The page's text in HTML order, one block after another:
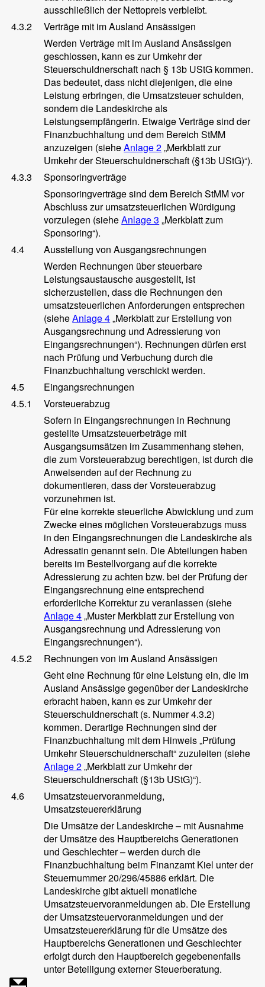
ausschließlich der Nettopreis verbleibt.
4.3.2
Verträge mit im Ausland Ansässigen
Werden Verträge mit im Ausland Ansässigen
geschlossen, kann es zur Umkehr der
Steuerschuldnerschaft nach § 13b UStG kommen.
Das bedeutet, dass nicht diejenigen, die eine
Leistung erbringen, die Umsatzsteuer schulden,
sondern die Landeskirche als
Leistungsempfängerin. Etwaige Verträge sind der
Finanzbuchhaltung und dem Bereich StMM
anzuzeigen (sieheAnlage 2„Merkblatt zur
Umkehr der Steuerschuldnerschaft (§13b UStG)“).
4.3.3
Sponsoringverträge
Sponsoringverträge sind dem Bereich StMM vor
Abschluss zur umsatzsteuerlichen Würdigung
vorzulegen (sieheAnlage 3 „Merkblatt zum
Sponsoring“).
4.4
Ausstellung von Ausgangsrechnungen
Werden Rechnungen über steuerbare
Leistungsaustausche ausgestellt, ist
sicherzustellen, dass die Rechnungen den
umsatzsteuerlichen Anforderungen entsprechen
(sieheAnlage 4„Merkblatt zur Erstellung von
Ausgangsrechnung und Adressierung von
Eingangsrechnungen“). Rechnungen dürfen erst
nach Prüfung und Verbuchung durch die
Finanzbuchhaltung verschickt werden.
4.5
Eingangsrechnungen
4.5.1
Vorsteuerabzug
Sofern in Eingangsrechnungen in Rechnung
gestellte Umsatzsteuerbeträge mit
Ausgangsumsätzen im Zusammenhang stehen,
die zum Vorsteuerabzug berechtigen, ist durch die
Anweisenden auf der Rechnung zu
dokumentieren, dass der Vorsteuerabzug
vorzunehmen ist.
Für eine korrekte steuerliche Abwicklung und zum
Zwecke eines möglichen Vorsteuerabzugs muss
in den Eingangsrechnungen die Landeskirche als
Adressatin genannt sein. Die Abteilungen haben
bereits im Bestellvorgang auf die korrekte
Adressierung zu achten bzw. bei der Prüfung der
Eingangsrechnung eine entsprechend
erforderliche Korrektur zu veranlassen (siehe
Anlage 4„Muster Merkblatt zur Erstellung von
Ausgangsrechnung und Adressierung von
Eingangsrechnungen“).
4.5.2
Rechnungen von im Ausland Ansässigen
Geht eine Rechnung für eine Leistung ein, die im
Ausland Ansässige gegenüber der Landeskirche
erbracht haben, kann es zur Umkehr der
Steuerschuldnerschaft (s. Nummer 4.3.2)
kommen. Derartige Rechnungen sind der
Finanzbuchhaltung mit dem Hinweis „Prüfung
Umkehr Steuerschuldnerschaft“ zuzuleiten (siehe
Anlage 2„Merkblatt zur Umkehr der
Steuerschuldnerschaft (§13b UStG)“).
4.6
Umsatzsteuervoranmeldung,
Umsatzsteuererklärung
Die Umsätze der Landeskirche – mit Ausnahme
der Umsätze des Hauptbereichs Generationen
und Geschlechter – werden durch die
Finanzbuchhaltung beim Finanzamt Kiel unter der
Steuernummer 20/296/45886 erklärt. Die
Landeskirche gibt aktuell monatliche
Umsatzsteuervoranmeldungen ab. Die Erstellung
der Umsatzsteuervoranmeldungen und der
Umsatzsteuererklärung für die Umsätze des
Hauptbereichs Generationen und Geschlechter
erfolgt durch den Hauptbereich gegebenenfalls
unter Beteiligung externer Steuerberatung.